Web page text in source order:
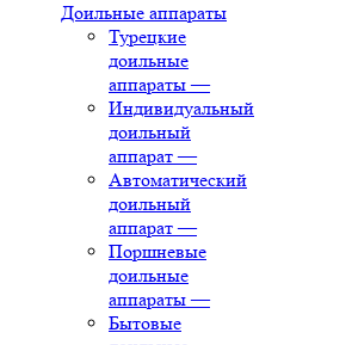
Доильные аппараты
Турецкие
доильные
аппараты —
Индивидуальный
доильный
аппарат —
Автоматический
доильный
аппарат —
Поршневые
доильные
аппараты —
Бытовые